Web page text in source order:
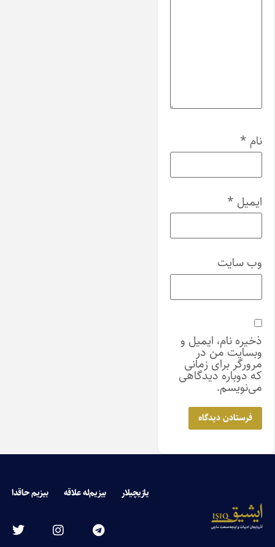
نام *
ایمیل *
وب‌ سایت
ذخیره نام، ایمیل و
وبسایت من در
مرورگر برای زمانی
که دوباره دیدگاهی
می‌نویسم.
یازیچیلار بیزیم‌له علاقه بیزیم حاقدا